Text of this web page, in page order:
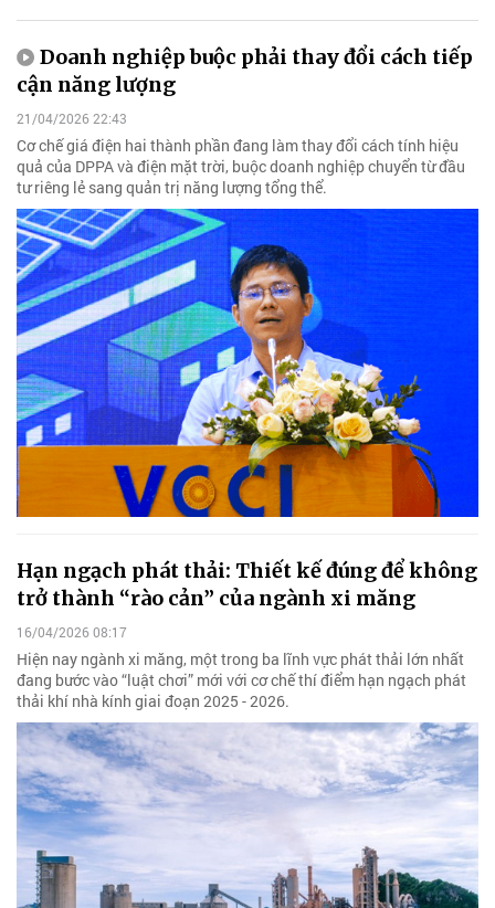
Doanh nghiệp buộc phải thay đổi cách tiếp
cận năng lượng
21/04/2026 22:43
Cơ chế giá điện hai thành phần đang làm thay đổi cách tính hiệu
quả của DPPA và điện mặt trời, buộc doanh nghiệp chuyển từ đầu
tư riêng lẻ sang quản trị năng lượng tổng thể.
Hạn ngạch phát thải: Thiết kế đúng để không
trở thành “rào cản” của ngành xi măng
16/04/2026 08:17
Hiện nay ngành xi măng, một trong ba lĩnh vực phát thải lớn nhất
đang bước vào “luật chơi” mới với cơ chế thí điểm hạn ngạch phát
thải khí nhà kính giai đoạn 2025 - 2026.